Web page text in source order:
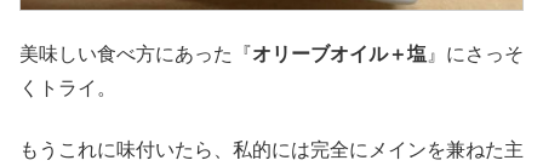
美味しい食べ方にあった『オリーブオイル＋塩 』にさっそ
くトライ。
もうこれに味付いたら、私的には完全にメインを兼ねた主